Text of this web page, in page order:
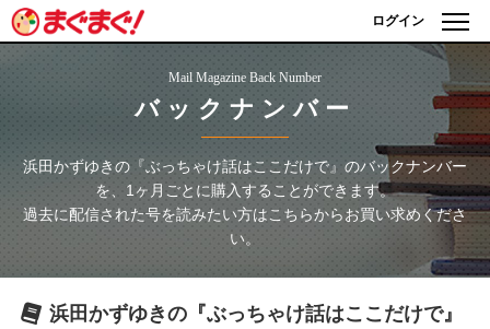
ログイン
Mail Magazine Back Number
バックナンバー
浜田かずゆきの『ぶっちゃけ話はここだけで』 のバックナンバー
を、1ヶ月ごとに購入することができます。
過去に配信された号を読みたい方はこちらからお買い求めくださ
い。
浜田かずゆきの『ぶっちゃけ話はここだけで』